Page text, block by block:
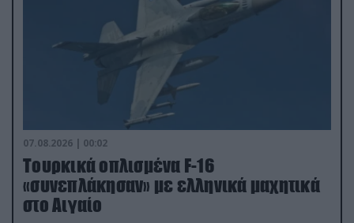
07.08.2026 | 00:02
Τουρκικά οπλισμένα F-16
«συνεπλάκησαν» με ελληνικά μαχητικά
στο Αιγαίο